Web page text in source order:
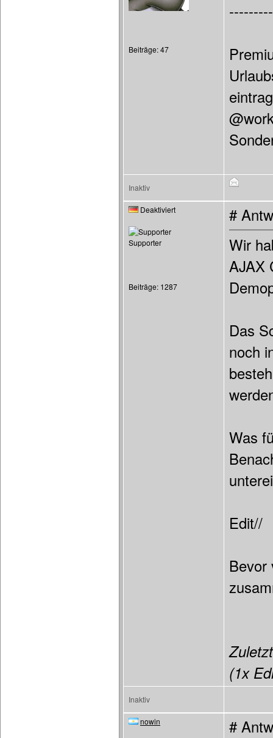
Beiträge: 47
Inaktiv
Deaktiviert
Supporter
Beiträge: 1287
#
Wir
AJAX
Das
noch
Was
Edit//
Bevor
(1x
Inaktiv
nowin #